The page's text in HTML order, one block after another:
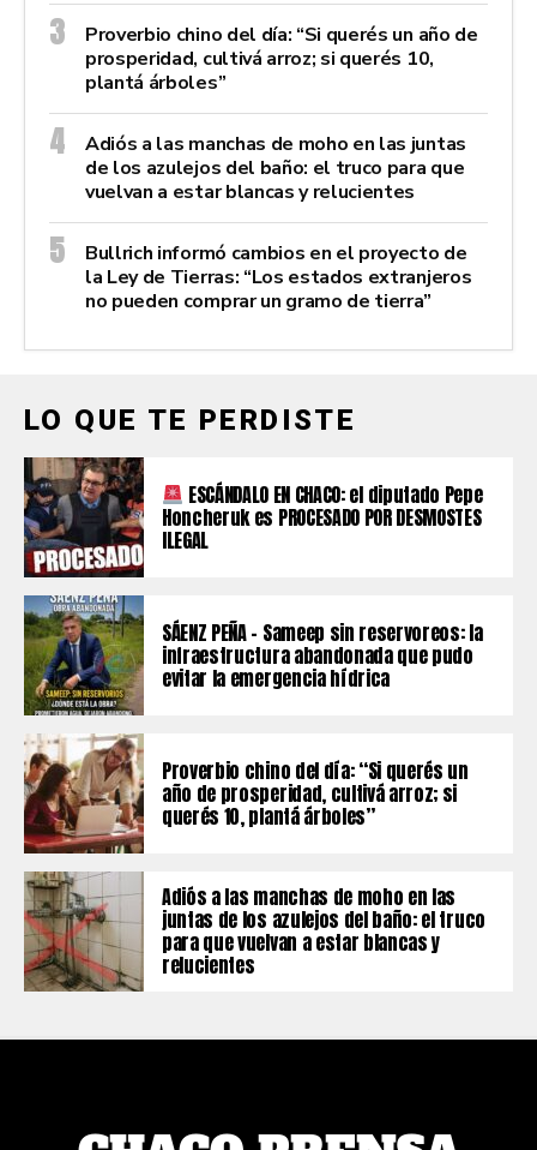
Proverbio chino del día: “Si querés un año de
prosperidad, cultivá arroz; si querés 10,
plantá árboles”
Adiós a las manchas de moho en las juntas
de los azulejos del baño: el truco para que
vuelvan a estar blancas y relucientes
Bullrich informó cambios en el proyecto de
la Ley de Tierras: “Los estados extranjeros
no pueden comprar un gramo de tierra”
LO QUE TE PERDISTE
ESCÁNDALO EN CHACO: el diputado Pepe
Honcheruk es PROCESADO POR DESMOSTES
ILEGAL
SÁENZ PEÑA – Sameep sin reservoreos: la
infraestructura abandonada que pudo
evitar la emergencia hídrica
Proverbio chino del día: “Si querés un
año de prosperidad, cultivá arroz; si
querés 10, plantá árboles”
Adiós a las manchas de moho en las
juntas de los azulejos del baño: el truco
para que vuelvan a estar blancas y
relucientes